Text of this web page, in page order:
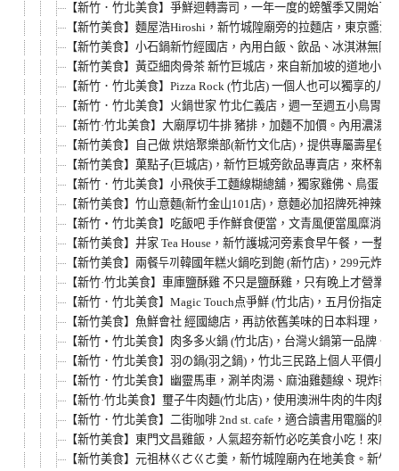
【新竹．竹北美食】爭鮮迴轉壽司，一年一度的螃蟹季又開始
【新竹美食】麵屋浩Hiroshi，新竹城隍廟旁的拉麵店，東京醬
【新竹美食】小石鍋新竹經國店，內用白飯、飲品、冰淇淋無
【新竹美食】黃亞細肉骨茶 新竹巨城店，來自新加坡的道地小
【新竹．竹北美食】Pizza Rock (竹北店) 一個人也可以獨享的
【新竹．竹北美食】火鍋世家 竹北仁義店，週一至週五小鳥胃
【新竹·竹北美食】大廟厚切牛排 豬排，加麵不加價。內用濃
【新竹美食】自己做 烘焙聚樂部(新竹文化店)，提供專屬壽星
【新竹美食】菓點子(巨城店)，新竹巨城旁飲品專賣店，來杯新
【新竹．竹北美食】小飛俠手工麵線糊總舖，獨家雞佛、鳥蛋
【新竹美食】竹山意麵(新竹金山101店)，意麵必加招牌死神辣
【新竹‧竹北美食】吃飯吧 手作鮮食便當，文青風便當風糜消
【新竹美食】井家 Tea House，新竹護城河旁素食早午餐，一
【新竹美食】兩餐두끼韓國年糕火鍋吃到飽 (新竹店)，299元炸
【新竹·竹北美食】車庫鹽酥雞 不只是鹽酥雞，只有晚上才營
【新竹．竹北美食】Magic Touch点爭鮮 (竹北店)，五月份指定
【新竹美食】魚鮮會社 經國總店，再訪依舊美味的日本料理，
【新竹‧竹北美食】肉多多火鍋 (竹北店)，台灣火鍋第一品牌。
【新竹．竹北美食】羽の鍋(羽之鍋)，竹北三民路上個人平價
【新竹．竹北美食】幽靈馬車，涮羊肉湯、麻油雞麵線、現炸
【新竹·竹北美食】璽子牛肉麵(竹北店)，使用澳洲牛肉的牛肉
【新竹．竹北美食】二街咖啡 2nd st. cafe，適合讀書用電腦的
【新竹美食】東門文昌雞飯，人氣超夯新竹必吃美食小吃！來
【新竹美食】元祖林ㄍㄜㄍㄜ羹，新竹城隍廟內在地美食。新